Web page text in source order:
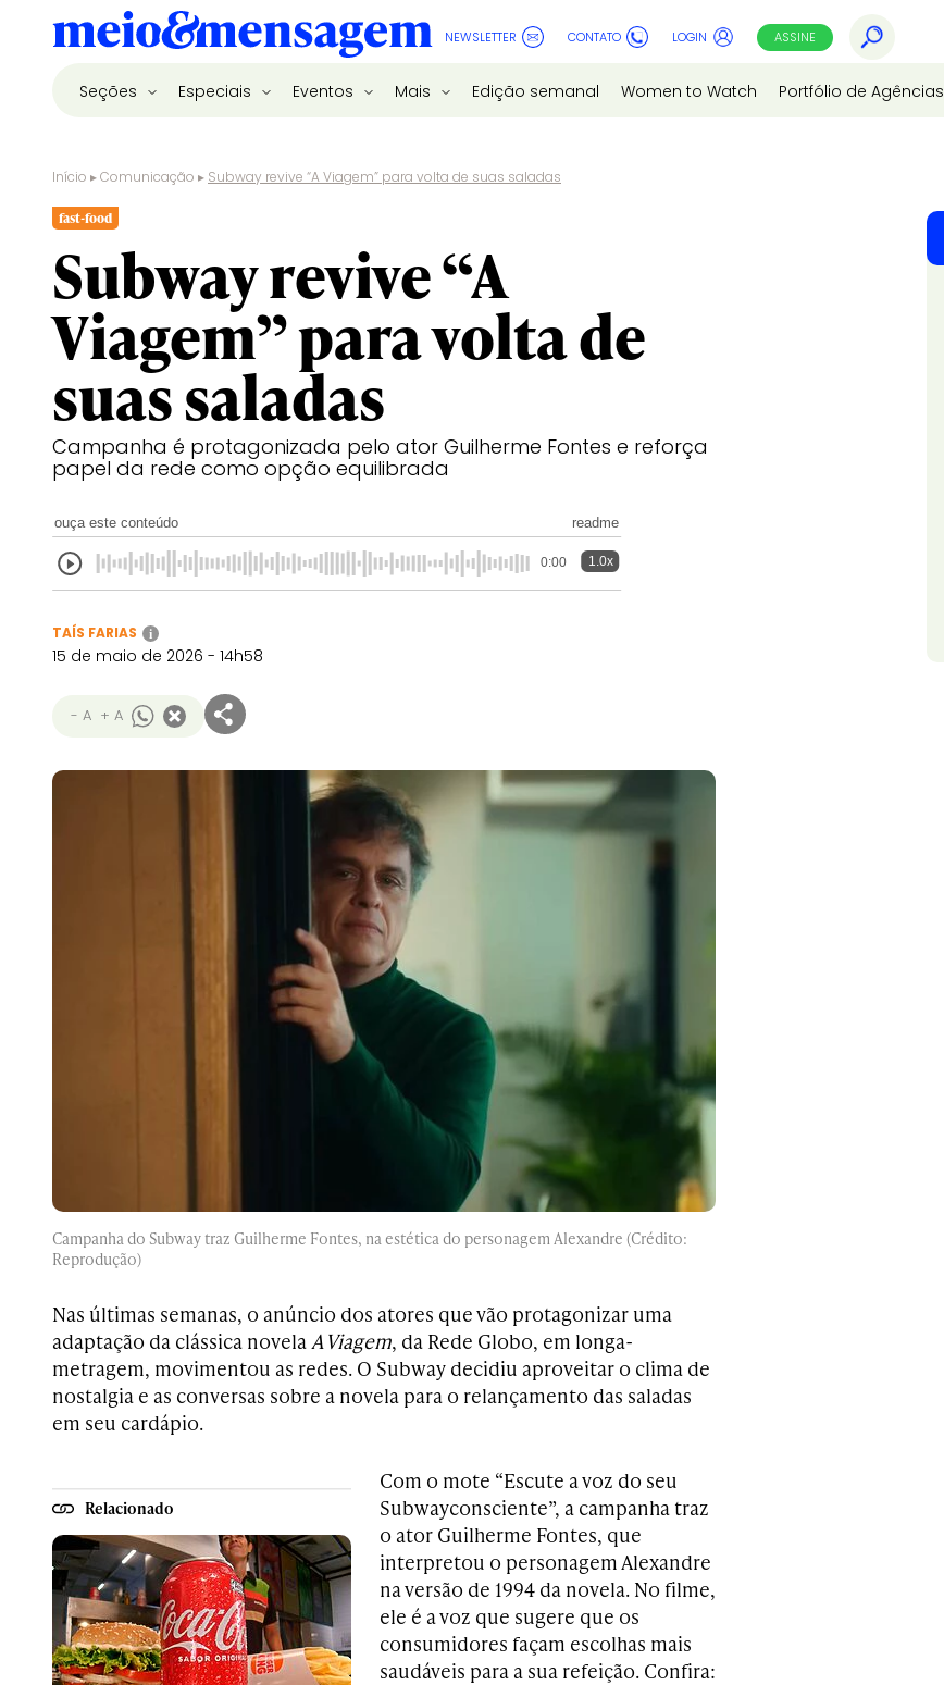
NEWSLETTER CONTATO LOGIN ASSINE
Seções Especiais Eventos Mais Edição semanal Women to Watch Portfólio de Agências
Início ▸Comunicação ▸ Subway revive “A Viagem” para volta de suas saladas
fast-food
Subway revive “A
Viagem” para volta de
suas saladas
Campanha é protagonizada pelo ator Guilherme Fontes e reforça
papel da rede como opção equilibrada
ouça este conteúdo readme
0:00 1.0x
TAÍS FARIAS i
15 de maio de 2026 - 14h58
- A + A
Campanha do Subway traz Guilherme Fontes, na estética do personagem Alexandre (Crédito:
Reprodução)
Nas últimas semanas, o anúncio dos atores que vão protagonizar uma
adaptação da clássica novelaA Viagem, da Rede Globo, em longa-
metragem, movimentou as redes. O Subway decidiu aproveitar o clima de
nostalgia e as conversas sobre a novela para o relançamento das saladas
em seu cardápio.
Relacionado
Com o mote “Escute a voz do seu
Subwayconsciente”, a campanha traz
o ator Guilherme Fontes, que
interpretou o personagem Alexandre
na versão de 1994 da novela. No filme,
ele é a voz que sugere que os
consumidores façam escolhas mais
saudáveis para a sua refeição. Confira: